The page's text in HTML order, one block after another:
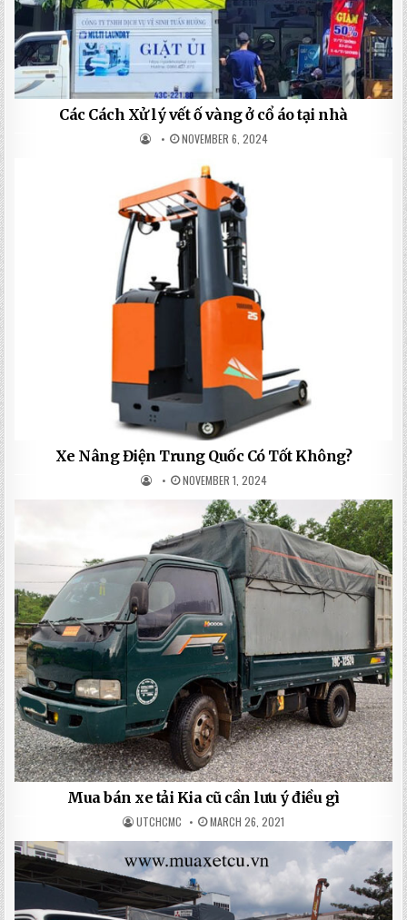
Các Cách Xử lý vết ố vàng ở cổ áo tại nhà
NOVEMBER 6, 2024
Xe Nâng Điện Trung Quốc Có Tốt Không?
NOVEMBER 1, 2024
Mua bán xe tải Kia cũ cần lưu ý điều gì
UTCHCMC MARCH 26, 2021